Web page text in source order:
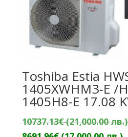
Toshiba Estia
1405XWHM3-E /
1405H8-E 17.08
10737.13€(21,000.00 лв.)